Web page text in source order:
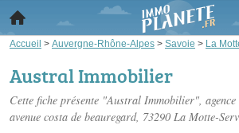
Accueil > Auvergne-Rhône-Alpes > Savoie > La
Austral Immobilier
Cette fiche présente "Austral Immobilier",
avenue costa de beauregard, 73290 La Motte-